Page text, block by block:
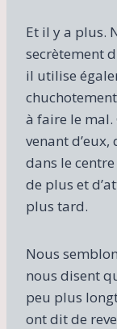
Et il y a plus.
secrètement
il utilise
à faire le mal.
venant
dans le
de plus et
plus tard.
Nous
nous disent
peu plus
ont dit de